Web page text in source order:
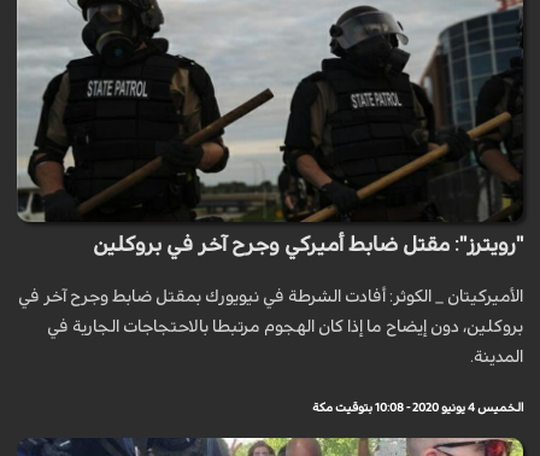
"رويترز": مقتل ضابط أميركي وجرح آخر في بروكلين
الأميركيتان _ الكوثر: أفادت الشرطة في نيويورك بمقتل ضابط وجرح آخر في
بروكلين، دون إيضاح ما إذا كان الهجوم مرتبطا بالاحتجاجات الجارية في
المدينة.
الخميس 4 يونيو 2020 - 10:08 بتوقيت مكة